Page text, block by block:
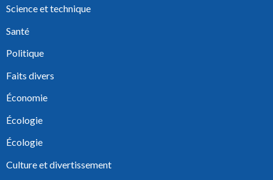
Science et technique
Santé
Politique
Faits divers
Économie
Écologie
Écologie
Culture et divertissement